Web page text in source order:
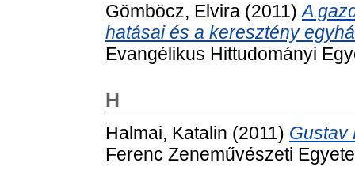
Gömböcz, Elvira (2011)A
hatásai és a keresztény
Evangélikus Hittudományi
H
Halmai, Katalin (2011) Gustav
Ferenc Zeneművészeti